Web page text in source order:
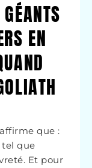
EN
que :
tel que
Et pour